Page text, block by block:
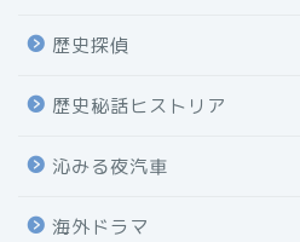
歴史探偵
歴史秘話ヒストリア
沁みる夜汽車
海外ドラマ